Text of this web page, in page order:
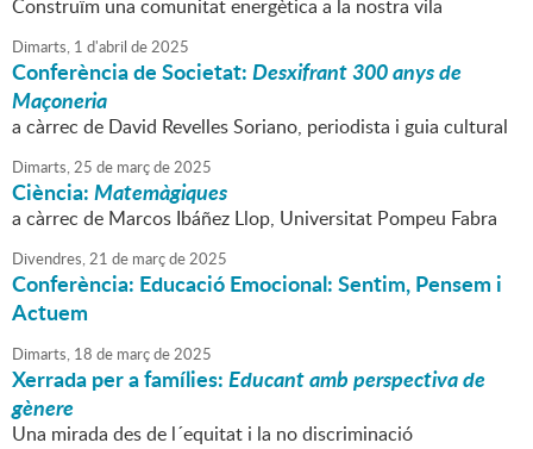
Construïm una comunitat energètica a la nostra vila
Dimarts, 1 d'abril de2025
Conferència de Societat:Desxifrant 300 anys de
Maçoneria
a càrrec de David Revelles Soriano, periodista i guia cultural
Dimarts,25 de marçde2025
Ciència:Matemàgiques
a càrrec de Marcos Ibáñez Llop, Universitat Pompeu Fabra
Divendres,21 de marçde2025
Conferència: Educació Emocional: Sentim, Pensem i
Actuem
Dimarts, 18 de marçde2025
Xerrada per a famílies:Educant amb perspectiva de
gènere
Una mirada des de l´equitat i la no discriminació